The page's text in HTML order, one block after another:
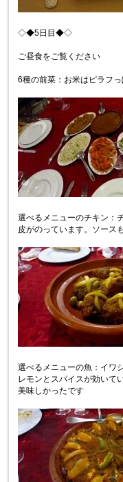
◇◆5日目◆◇
ご昼食をご覧ください
6種の前菜：お米はピラフっ
選べるメニューのチキン：
皮がのっています。ソース
選べるメニューの魚：イワ
レモンとスパイスが効いて
美味しかったです